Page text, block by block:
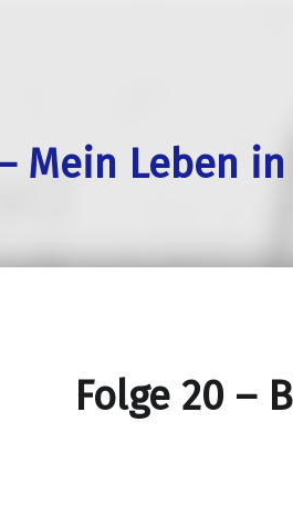
Mein Leben
Folge 20 –